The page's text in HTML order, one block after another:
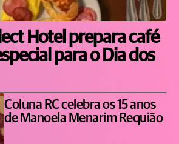
Hotel prepara café
para o Dia dos
Coluna RC celebra os 15 anos
de Manoela Menarim Requião